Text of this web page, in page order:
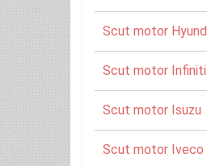
Scut motor
Scut motor Infiniti
Scut motor Isuzu
Scut motor Iveco